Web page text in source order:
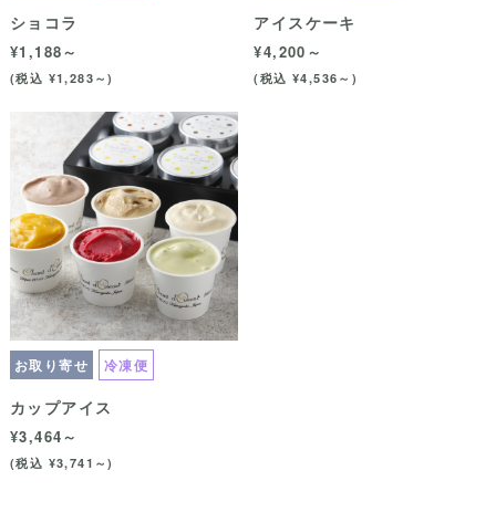
ショコラ
¥1,188～
(税込 ¥1,283～)
アイスケーキ
¥4,200～
(税込 ¥4,536～)
お取り寄せ 冷凍便
カップアイス
¥3,464～
(税込 ¥3,741～)